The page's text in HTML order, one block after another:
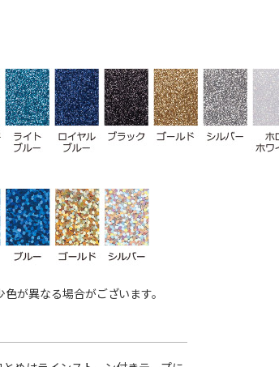
が異なる場合がございます。